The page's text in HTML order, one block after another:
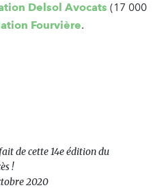
Delsol Avocats (17 000
Fourvière.
de cette 14e édition du
!
2020